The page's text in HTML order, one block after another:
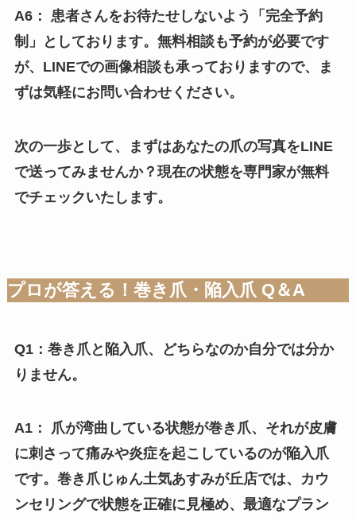
A6： 患者さんをお待たせしないよう「完全予約
制」としております。無料相談も予約が必要です
が、LINEでの画像相談も承っておりますので、ま
ずは気軽にお問い合わせください。
次の一歩として、まずはあなたの爪の写真をLINE
で送ってみませんか？現在の状態を専門家が無料
でチェックいたします。
プロが答える！巻き爪・陥入爪 Q＆A
Q1：巻き爪と陥入爪、どちらなのか自分では分か
りません。
A1： 爪が湾曲している状態が巻き爪、それが皮膚
に刺さって痛みや炎症を起こしているのが陥入爪
です。巻き爪じゅん土気あすみが丘店では、カウ
ンセリングで状態を正確に見極め、最適なプラン